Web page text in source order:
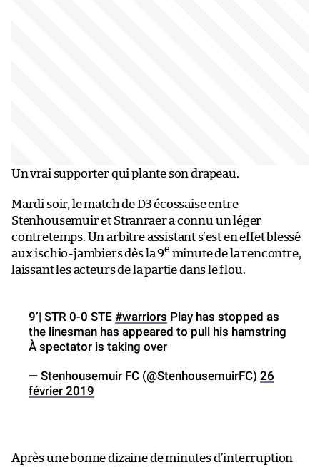
Un vrai supporter qui plante son drapeau.
Mardi soir, le match de D3 écossaise entre
Stenhousemuir et Stranraer a connu un léger
contretemps. Un arbitre assistant s’est en effet blessé
aux ischio-jambiers dès la 9e minute de la rencontre,
laissant les acteurs de la partie dans le flou.
9’| STR 0-0 STE #warriors Play has stopped as
the linesman has appeared to pull his hamstring
À spectator is taking over
— Stenhousemuir FC (@StenhousemuirFC) 26
février 2019
Après une bonne dizaine de minutes d’interruption